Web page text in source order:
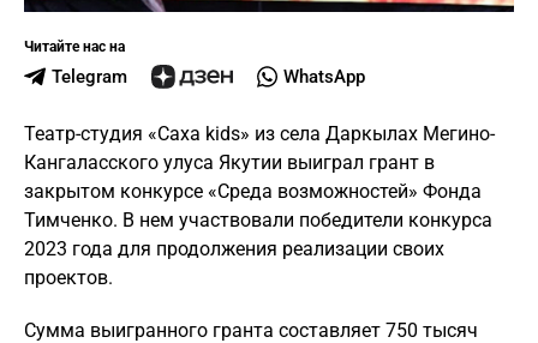
Читайте нас на
Telegram WhatsApp
Театр-студия «Саха kids» из села Даркылах Мегино-
Кангаласского улуса Якутии выиграл грант в
закрытом конкурсе «Среда возможностей» Фонда
Тимченко. В нем участвовали победители конкурса
2023 года для продолжения реализации своих
проектов.
Сумма выигранного гранта составляет 750 тысяч